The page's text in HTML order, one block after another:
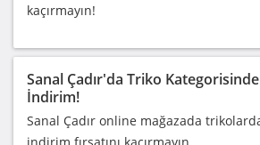
kaçırmayın!
Sanal Çadır'da Triko
İndirim!
Sanal Çadır online mağazada